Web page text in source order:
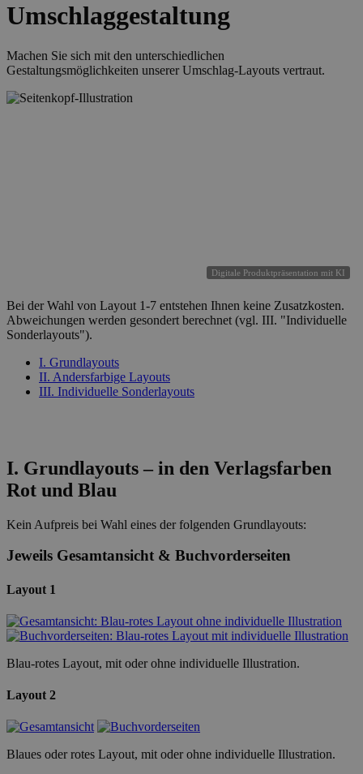
Umschlag­gestaltung
Machen Sie sich mit den unterschiedlichen
Gestaltungsmöglichkeiten unserer Umschlag-Layouts vertraut.
Digitale Produktpräsentation mit KI
Bei der Wahl von Layout 1-7 entstehen Ihnen keine Zusatzkosten.
Abweichungen werden gesondert berechnet (vgl. III. "Individuelle
Sonderlayouts").
I. Grundlayouts
II. Andersfarbige Layouts
III. Individuelle Sonderlayouts
I. Grundlayouts – in den Verlagsfarben
Rot und Blau
Kein Aufpreis bei Wahl eines der folgenden Grundlayouts:
Jeweils Gesamtansicht & Buchvorderseiten
Layout 1
Blau-rotes Layout, mit oder ohne individuelle Illustration.
Layout 2
Blaues oder rotes Layout, mit oder ohne individuelle Illustration.